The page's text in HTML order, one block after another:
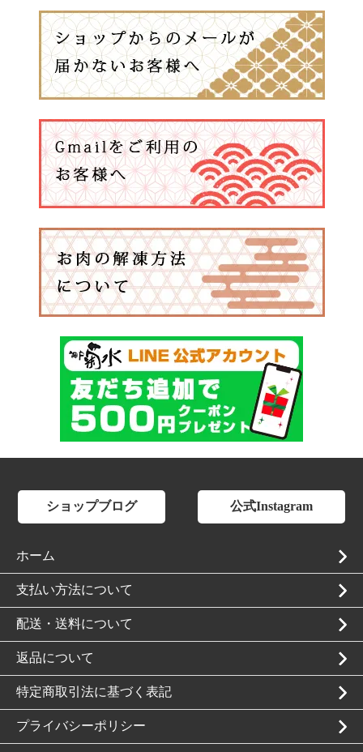
ショップブログ 公式Instagram
ホーム
支払い方法について
配送・送料について
返品について
特定商取引法に基づく表記
プライバシーポリシー